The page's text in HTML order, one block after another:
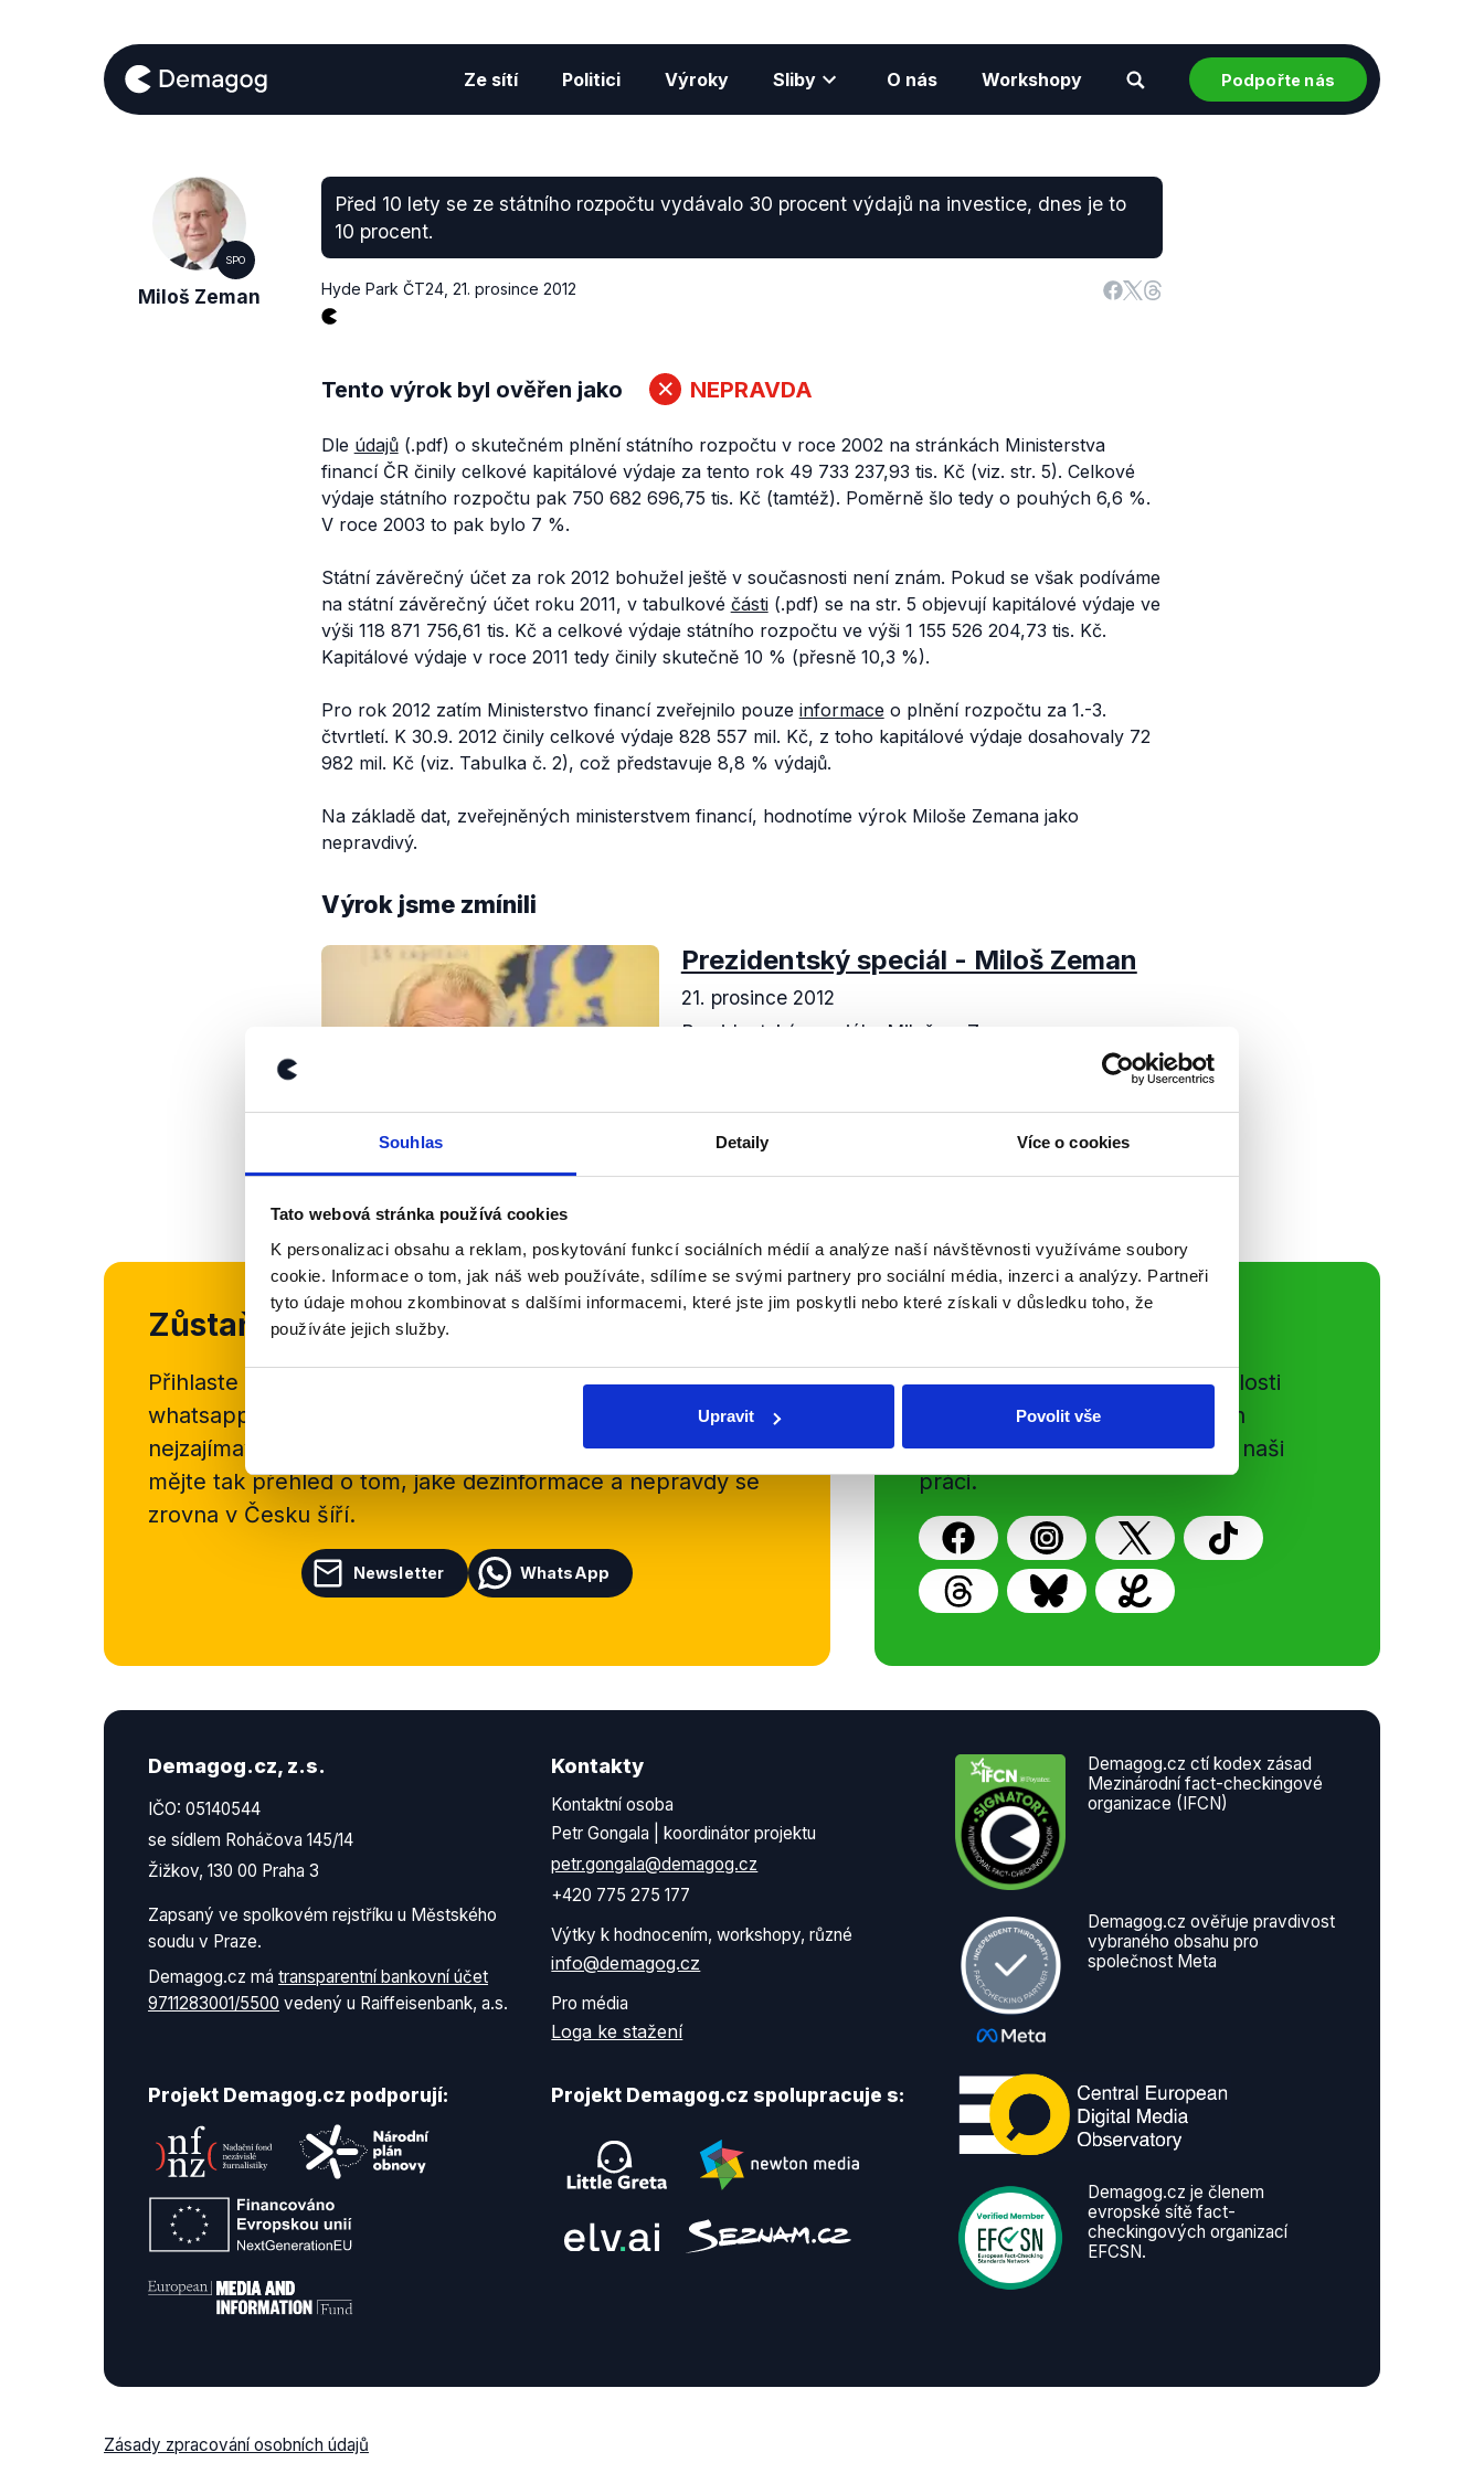
Souhlas Detaily Více o cookies
Tato webová stránka používá cookies
K personalizaci obsahu a reklam, poskytování funkcí sociálních médií a analýze naší návštěvnosti využíváme soubory
cookie. Informace o tom, jak náš web používáte, sdílíme se svými partnery pro sociální média, inzerci a analýzy. Partneři
tyto údaje mohou zkombinovat s dalšími informacemi, které jste jim poskytli nebo které získali v důsledku toho, že
používáte jejich služby.
Upravit Povolit vše
Ze sítí Politici Výroky Sliby O nás Workshopy Podpořte nás
SPO
Miloš Zeman
Před 10 lety se ze státního rozpočtu vydávalo 30 procent výdajů na investice, dnes je to
10 procent.
Hyde Park ČT24, 21. prosince 2012
Tento výrok byl ověřen jako NEPRAVDA
Dle údajů(.pdf) o skutečném plnění státního rozpočtu v roce 2002 na stránkách Ministerstva
financí ČR činily celkové kapitálové výdaje za tento rok 49 733 237,93 tis. Kč (viz. str. 5). Celkové
výdaje státního rozpočtu pak 750 682 696,75 tis. Kč (tamtéž). Poměrně šlo tedy o pouhých 6,6 %.
V roce 2003 to pak bylo 7 %.
Státní závěrečný účet za rok 2012 bohužel ještě v současnosti není znám. Pokud se však podíváme
na státní závěrečný účet roku 2011, v tabulkové části(.pdf) se na str. 5 objevují kapitálové výdaje ve
výši 118 871 756,61 tis. Kč a celkové výdaje státního rozpočtu ve výši 1 155 526 204,73 tis. Kč.
Kapitálové výdaje v roce 2011 tedy činily skutečně 10 % (přesně 10,3 %).
Pro rok 2012 zatím Ministerstvo financí zveřejnilo pouze informace o plnění rozpočtu za 1.-3.
čtvrtletí. K 30.9. 2012 činily celkové výdaje 828 557 mil. Kč, z toho kapitálové výdaje dosahovaly 72
982 mil. Kč (viz. Tabulka č. 2), což představuje 8,8 % výdajů.
Na základě dat, zveřejněných ministerstvem financí, hodnotíme výrok Miloše Zemana jako
nepravdivý.
Výrok jsme zmínili
Prezidentský speciál - Miloš Zeman
21. prosince 2012
Prezidentský speciál s Milošem Zemanem.
Zůstaňme v kontaktu
Přihlaste se k odběru našeho
newsletteru nebo
whatsappového kanálu, kde pravidelně přinášíme shrnutí
nejzajímavějších článků a analýz. Začněte nás odebírat, a
mějte tak přehled o tom, jaké dezinformace a nepravdy se
zrovna v Česku šíří.
Newsletter WhatsApp
Nenechte si ujít nejnovější události
z Demagog.cz. Sdílením našich
příspěvků přátelům podpoříte naši
práci.
Demagog.cz, z.s.
IČO: 05140544
se sídlem Roháčova 145/14
Žižkov, 130 00 Praha 3
Zapsaný ve spolkovém rejstříku u Městského
soudu v Praze.
Demagog.cz má transparentní bankovní účet
9711283001/5500 vedený u Raiffeisenbank, a.s.
Kontakty
Kontaktní osoba
Petr Gongala | koordinátor projektu
petr.gongala@demagog.cz
+420 775 275 177
Výtky k hodnocením, workshopy, různé
info@demagog.cz
Pro média
Loga ke stažení
Projekt Demagog.cz podporují: Projekt Demagog.cz spolupracuje s:
Demagog.cz ctí kodex zásad
Mezinárodní fact-checkingové
organizace (IFCN)
Demagog.cz ověřuje pravdivost
vybraného obsahu pro
společnost Meta
Demagog.cz je členem
evropské sítě fact-
checkingových organizací
EFCSN.
Zásady zpracování osobních údajů